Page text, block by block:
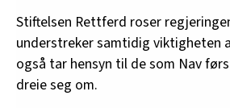
Stiftelsen Rettferd roser
understreker samtidig viktigheten
også tar hensyn til de som Nav
dreie seg om.